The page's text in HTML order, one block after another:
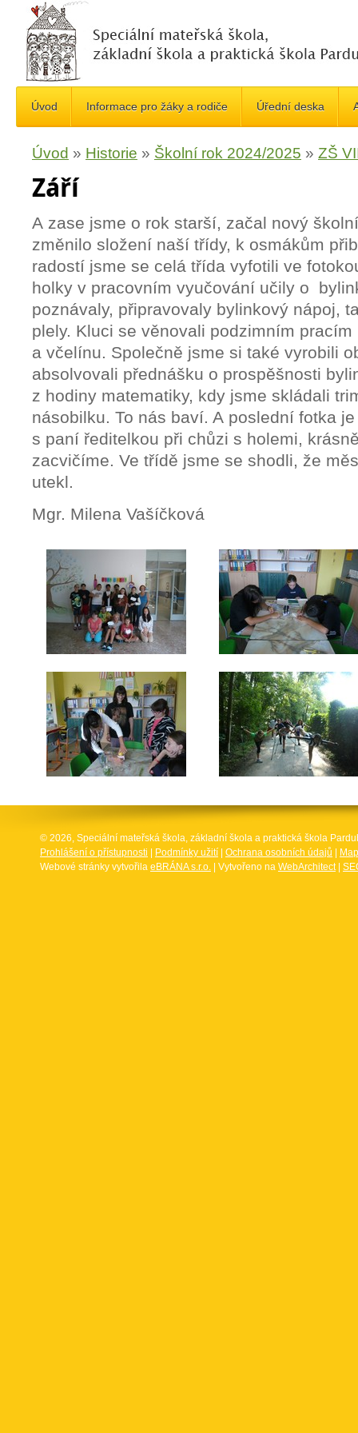
Úvod Informace pro žáky a rodiče Úřední deska
Úvod » Historie » Školní rok 2024/2025 » ZŠ
Září
A zase jsme o rok starší, začal nový
změnilo složení naší třídy, k osmákům
radostí jsme se celá třída vyfotili ve
holky v pracovním vyučování učily o
poznávaly, připravovaly bylinkový nápoj,
plely. Kluci se věnovali podzimním
a včelínu. Společně jsme si také vyrobili
absolvovali přednášku o prospěšnosti
z hodiny matematiky, kdy jsme skládali
násobilku. To nás baví. A poslední fotka
s paní ředitelkou při chůzi s holemi,
zacvičíme. Ve třídě jsme se shodli, že
utekl.
Mgr. Milena Vašíčková
© 2026, Speciální mateřská škola, základní škola a praktická škola
Prohlášení o přístupnosti
Podmínky užití Ochrana osobních údajů
Webové stránky vytvořila eBRÁNA s.r.o. | Vytvořeno na WebArchitect|